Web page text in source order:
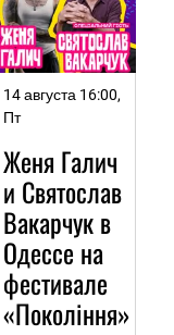
14 августа 16:00,
Пт
Женя Галич
и Святослав
Вакарчук в
Одессе на
фестивале
«Покоління»